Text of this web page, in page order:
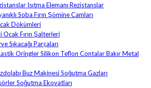
Isıtma Elemanı Rezistanslar
Soba Fırın Şömine Camları
Dökümleri
Ocak Fırın Şalterleri
Sıkacağı Parçaları
Oringler Silikon Teflon Contalar Bakır Metal
Buz Makinesi Soğutma Gazları
Soğutma Ekovatları